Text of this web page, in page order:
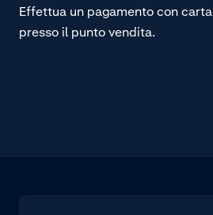
Effettua un pagamento con carta
presso il punto vendita.